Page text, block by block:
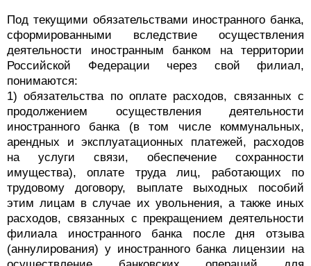
Под текущими обязательствами иностранного банка,
сформированными вследствие осуществления
деятельности иностранным банком на территории
Российской Федерации через свой филиал,
понимаются:
1) обязательства по оплате расходов, связанных с
продолжением осуществления деятельности
иностранного банка (в том числе коммунальных,
арендных и эксплуатационных платежей, расходов
на услуги связи, обеспечение сохранности
имущества), оплате труда лиц, работающих по
трудовому договору, выплате выходных пособий
этим лицам в случае их увольнения, а также иных
расходов, связанных с прекращением деятельности
филиала иностранного банка после дня отзыва
(аннулирования) у иностранного банка лицензии на